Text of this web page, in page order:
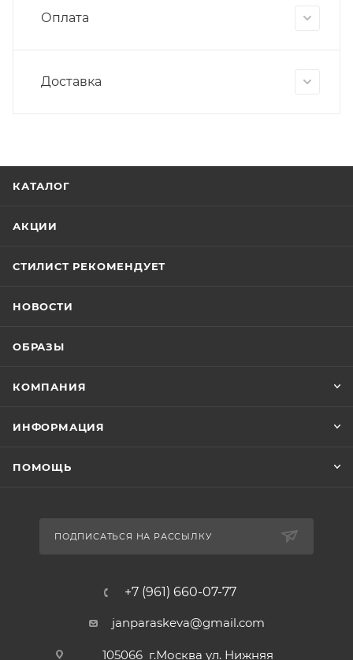
Оплата
Доставка
КАТАЛОГ
АКЦИИ
СТИЛИСТ РЕКОМЕНДУЕТ
НОВОСТИ
ОБРАЗЫ
КОМПАНИЯ
ИНФОРМАЦИЯ
ПОМОЩЬ
ПОДПИСАТЬСЯ НА РАССЫЛКУ
+7 (961) 660-07-77
janparaskeva@gmail.com
105066 г.Москва ул. Нижняя